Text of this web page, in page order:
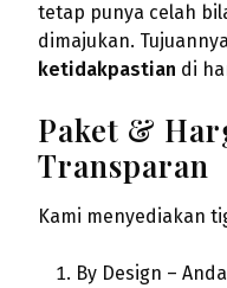
tetap punya celah
dimajukan.
ketidakpastian di
Paket &
Transparan
Kami menyediakan
By Design –